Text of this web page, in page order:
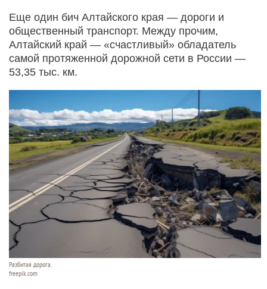
Еще один бич Алтайского края — дороги и
общественный транспорт. Между прочим,
Алтайский край — «счастливый» обладатель
самой протяженной дорожной сети в России —
53,35 тыс. км.
Разбитая дорога.
freepik.com